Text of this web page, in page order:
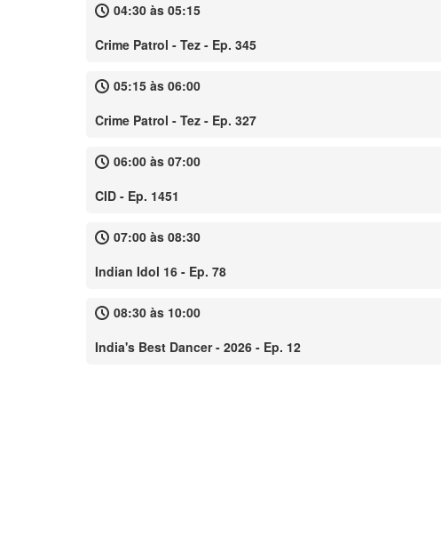
04:30 às 05:15
Crime Patrol - Tez - Ep. 345
05:15 às 06:00
Crime Patrol - Tez - Ep. 327
06:00 às 07:00
CID - Ep. 1451
07:00 às 08:30
Indian Idol 16 - Ep. 78
08:30 às 10:00
India's Best Dancer - 2026 - Ep. 12